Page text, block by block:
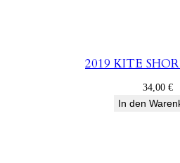
2019 KITE
34,00 €
In den